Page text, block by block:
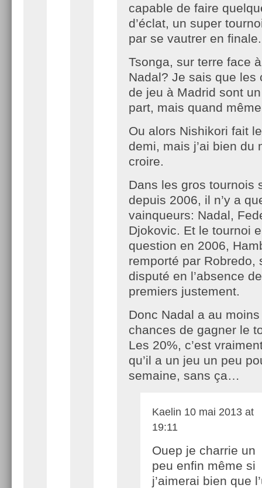
capable de faire
d’éclat, un super
par se vautrer en finale.
Tsonga, sur terre face
Nadal? Je sais que les
de jeu à Madrid sont
part, mais quand
Ou alors Nishikori fait
demi, mais j’ai bien du
croire.
Dans les gros tournois
depuis 2006, il n’y a
vainqueurs: Nadal,
Djokovic. Et le tournoi
question en 2006,
remporté par Robredo,
disputé en l’absence
premiers justement.
Donc Nadal a au
chances de gagner le
Les 20%, c’est
qu’il a un jeu un peu
semaine, sans ça…
Kaelin 10 mai 2013 at
19:11
Ouep je charrie un
peu enfin même si
j’aimerai bien que